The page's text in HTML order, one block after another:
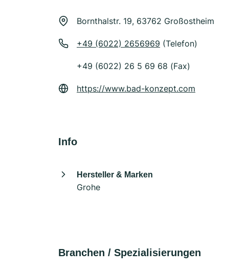
Bornthalstr. 19, 63762 Großostheim
+49 (6022) 2656969 (Telefon)
+49 (6022) 26 5 69 68 (Fax)
https://www.bad-konzept.com
Info
Hersteller & Marken
Grohe
Branchen / Spezialisierungen